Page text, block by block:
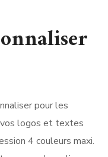
pour les
vos logos et textes
4 couleurs maxi.